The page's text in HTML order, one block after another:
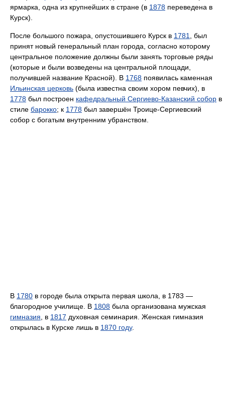
ярмарка, одна из крупнейших в стране (в 1878 переведена в
Курск).
После большого пожара, опустошившего Курск в 1781
, был
принят новый генеральный план города, согласно которому
центральное положение должны были занять торговые ряды
(которые и были возведены на центральной площади,
получившей название Красной). В 1768 появилась каменная
Ильинская церковь (была известна своим хором певчих), в
1778 был построен кафедральный Сергиево-Казанский собор в
стиле барокко; к 1778 был завершён Троице-Сергиевский
собор с богатым внутренним убранством.
В 1780 в городе была открыта первая школа, в 1783 —
благородное училище. В 1808 была организована мужская
гимназия , в 1817 духовная семинария. Женская гимназия
открылась в Курске лишь в 1870 году.